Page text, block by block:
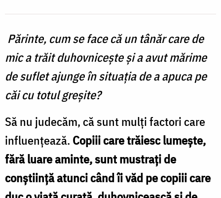
Părinte, cum se face că un tânăr care de
mic a trăit duhovniceşte şi a avut mărime
de suflet ajunge în situaţia de a apuca pe
căi cu totul greşite?
Să nu judecăm, că sunt mulţi factori care
influenţează. Copiii care trăiesc lumeşte,
fără luare aminte, sunt mustraţi de
conştiinţă atunci când îi văd pe copiii care